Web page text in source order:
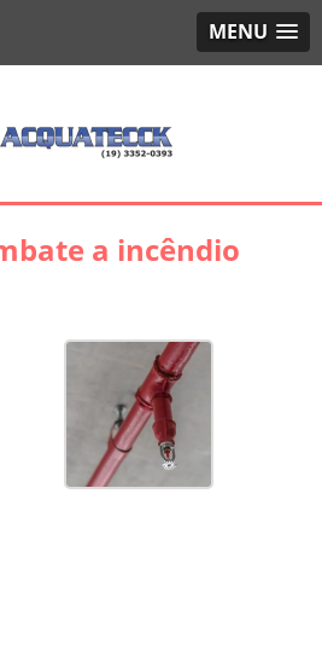
MENU
a incêndio